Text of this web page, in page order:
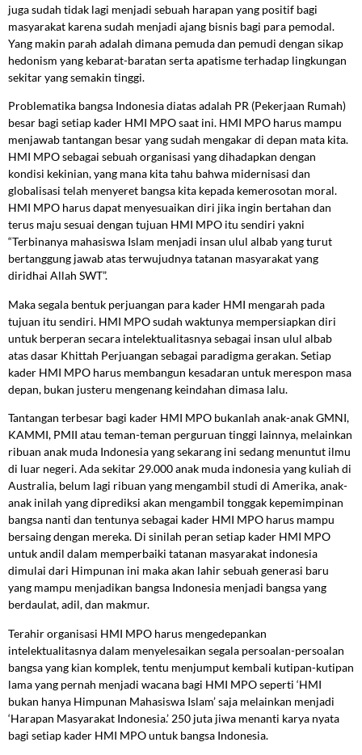
juga sudah tidak lagi menjadi sebuah harapan yang positif bagi
masyarakat karena sudah menjadi ajang bisnis bagi para pemodal.
Yang makin parah adalah dimana pemuda dan pemudi dengan sikap
hedonism yang kebarat-baratan serta apatisme terhadap lingkungan
sekitar yang semakin tinggi.
Problematika bangsa Indonesia diatas adalah PR (Pekerjaan Rumah)
besar bagi setiap kader HMI MPO saat ini. HMI MPO harus mampu
menjawab tantangan besar yang sudah mengakar di depan mata kita.
HMI MPO sebagai sebuah organisasi yang dihadapkan dengan
kondisi kekinian, yang mana kita tahu bahwa midernisasi dan
globalisasi telah menyeret bangsa kita kepada kemerosotan moral.
HMI MPO harus dapat menyesuaikan diri jika ingin bertahan dan
terus maju sesuai dengan tujuan HMI MPO itu sendiri yakni
“Terbinanya mahasiswa Islam menjadi insan ulul albab yang turut
bertanggung jawab atas terwujudnya tatanan masyarakat yang
diridhai Allah SWT”.
Maka segala bentuk perjuangan para kader HMI mengarah pada
tujuan itu sendiri. HMI MPO sudah waktunya mempersiapkan diri
untuk berperan secara intelektualitasnya sebagai insan ulul albab
atas dasar Khittah Perjuangan sebagai paradigma gerakan. Setiap
kader HMI MPO harus membangun kesadaran untuk merespon masa
depan, bukan justeru mengenang keindahan dimasa lalu.
Tantangan terbesar bagi kader HMI MPO bukanlah anak-anak GMNI,
KAMMI, PMII atau teman-teman perguruan tinggi lainnya, melainkan
ribuan anak muda Indonesia yang sekarang ini sedang menuntut ilmu
di luar negeri. Ada sekitar 29.000 anak muda indonesia yang kuliah di
Australia, belum lagi ribuan yang mengambil studi di Amerika, anak-
anak inilah yang diprediksi akan mengambil tonggak kepemimpinan
bangsa nanti dan tentunya sebagai kader HMI MPO harus mampu
bersaing dengan mereka. Di sinilah peran setiap kader HMI MPO
untuk andil dalam memperbaiki tatanan masyarakat indonesia
dimulai dari Himpunan ini maka akan lahir sebuah generasi baru
yang mampu menjadikan bangsa Indonesia menjadi bangsa yang
berdaulat, adil, dan makmur.
Terahir organisasi HMI MPO harus mengedepankan
intelektualitasnya dalam menyelesaikan segala persoalan-persoalan
bangsa yang kian komplek, tentu menjumput kembali kutipan-kutipan
lama yang pernah menjadi wacana bagi HMI MPO seperti ‘HMI
bukan hanya Himpunan Mahasiswa Islam’ saja melainkan menjadi
‘Harapan Masyarakat Indonesia.’ 250 juta jiwa menanti karya nyata
bagi setiap kader HMI MPO untuk bangsa Indonesia.